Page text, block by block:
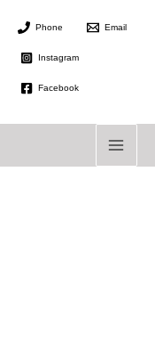
Phone Email
Instagram
Facebook